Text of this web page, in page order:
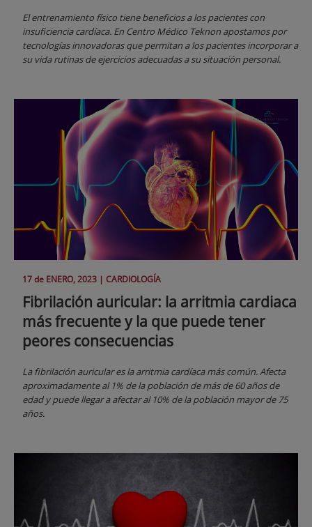
El entrenamiento físico tiene beneficios a los pacientes con
insuficiencia cardíaca. En Centro Médico Teknon apostamos por
tecnologías innovadoras que permitan a los pacientes incorporar a
su vida rutinas de ejercicios adecuadas a su situación personal.
17 de ENERO, 2023 | CARDIOLOGÍA
Fibrilación auricular: la arritmia cardiaca
más frecuente y la que puede tener
peores consecuencias
La fibrilación auricular es la arritmia cardíaca más común. Afecta
aproximadamente al 1% de la población de más de 60 años de
edad y puede llegar a afectar al 10% de la población mayor de 75
años.